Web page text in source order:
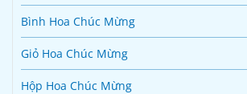
Bình Hoa Chúc Mừng
Giỏ Hoa Chúc Mừng
Hộp Hoa Chúc Mừng